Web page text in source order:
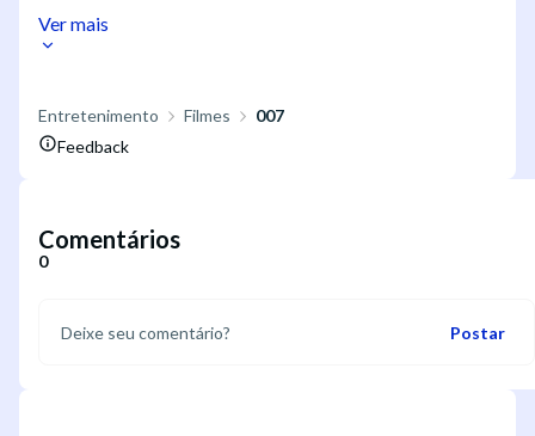
Ver mais
Entretenimento Filmes
007
Feedback
Comentários
0
Postar